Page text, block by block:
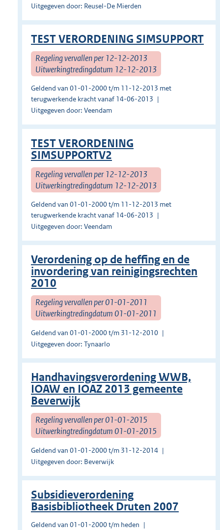
Uitgegeven door: Reusel-De Mierden
TEST VERORDENING SIMSUPPORT
Regeling vervallen per 12-12-2013
Uitwerkingtredingdatum 12-12-2013
Geldend van 01-01-2000 t/m 11-12-2013 met
terugwerkende kracht vanaf 14-06-2013
Uitgegeven door: Veendam
TEST VERORDENING
SIMSUPPORTV2
Regeling vervallen per 12-12-2013
Uitwerkingtredingdatum 12-12-2013
Geldend van 01-01-2000 t/m 11-12-2013 met
terugwerkende kracht vanaf 14-06-2013
Uitgegeven door: Veendam
Verordening op de heffing en de
invordering van reinigingsrechten
2010
Regeling vervallen per 01-01-2011
Uitwerkingtredingdatum 01-01-2011
Geldend van 01-01-2000 t/m 31-12-2010
Uitgegeven door: Tynaarlo
Handhavingsverordening WWB,
IOAW en IOAZ 2013 gemeente
Beverwijk
Regeling vervallen per 01-01-2015
Uitwerkingtredingdatum 01-01-2015
Geldend van 01-01-2000 t/m 31-12-2014
Uitgegeven door: Beverwijk
Subsidieverordening
Basisbibliotheek Druten 2007
Geldend van 01-01-2000 t/m heden